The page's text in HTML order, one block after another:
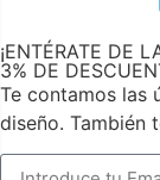
¡ENTÉRATE DE
3% DE
Te contamos las
diseño. También